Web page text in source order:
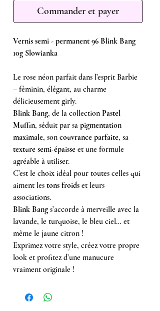
Commander et payer
Vernis semi - permanent 96 Blink Bang
10g Slowianka
Le rose néon parfait dans l’esprit Barbie
– féminin, élégant, au charme
délicieusement girly.
Blink Bang, de la collection Pastel
Muffin, séduit par sa pigmentation
maximale, son couvrance parfaite, sa
texture semi-épaisse et une formule
agréable à utiliser.
C’est le choix idéal pour toutes celles qui
aiment les tons froids et leurs
associations.
Blink Bang s’accorde à merveille avec la
lavande, le turquoise, le bleu ciel… et
même le jaune citron !
Exprimez votre style, créez votre propre
look et profitez d’une manucure
vraiment originale !